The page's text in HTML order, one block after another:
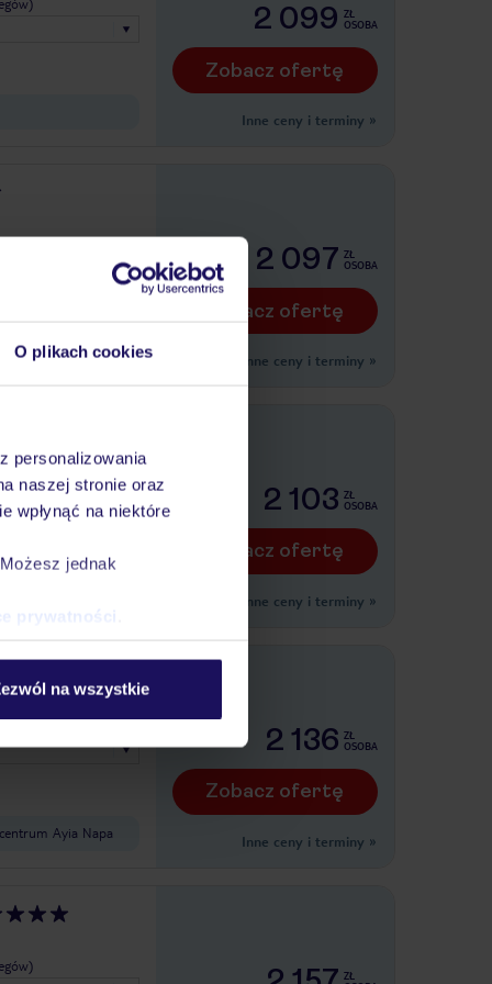
O plikach cookies
personalizowania
naszej stronie oraz
wpłynąć na niektóre
jednak
prywatności
na wszystkie
2 099 ZŁ
OSOBA
Zobacz ofertę
Inne ceny i terminy »
2 097 ZŁ
OSOBA
Zobacz ofertę
Inne ceny i terminy »
2 103 ZŁ
OSOBA
Zobacz ofertę
Inne ceny i terminy »
Ayia Napa
2 136 ZŁ
OSOBA
Zobacz ofertę
Inne ceny i terminy »
ZŁ